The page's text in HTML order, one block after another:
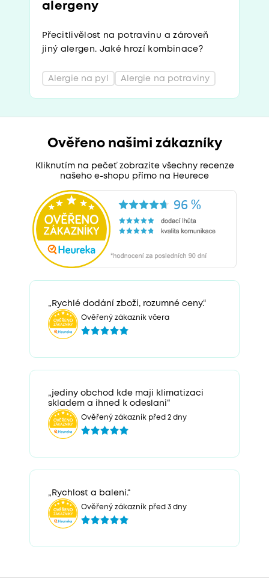
alergeny
Přecitlivělost na potravinu a zároveň
jiný alergen. Jaké hrozí kombinace?
Alergie na pyl Alergie na potraviny
Ověřeno našimi zákazníky
Kliknutím na pečeť zobrazíte všechny recenze
našeho e-shopu přímo na Heurece
„Rychlé dodání zboží, rozumné ceny.“
Ověřený zákazník včera
„jediny obchod kde maji klimatizaci
skladem a ihned k odeslani“
Ověřený zákazník před 2 dny
„Rychlost a balení.“
Ověřený zákazník před 3 dny